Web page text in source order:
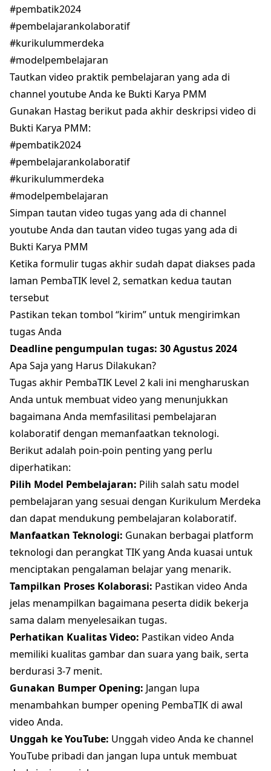
#pembatik2024
#pembelajarankolaboratif
#kurikulummerdeka
#modelpembelajaran
Tautkan video praktik pembelajaran yang ada di
channel youtube Anda ke Bukti Karya PMM
Gunakan Hastag berikut pada akhir deskripsi video di
Bukti Karya PMM:
#pembatik2024
#pembelajarankolaboratif
#kurikulummerdeka
#modelpembelajaran
Simpan tautan video tugas yang ada di channel
youtube Anda dan tautan video tugas yang ada di
Bukti Karya PMM
Ketika formulir tugas akhir sudah dapat diakses pada
laman PembaTIK level 2, sematkan kedua tautan
tersebut
Pastikan tekan tombol “kirim” untuk mengirimkan
tugas Anda
Deadline pengumpulan tugas: 30 Agustus 2024
Apa Saja yang Harus Dilakukan?
Tugas akhir PembaTIK Level 2 kali ini mengharuskan
Anda untuk membuat video yang menunjukkan
bagaimana Anda memfasilitasi pembelajaran
kolaboratif dengan memanfaatkan teknologi.
Berikut adalah poin-poin penting yang perlu
diperhatikan:
Pilih Model Pembelajaran: Pilih salah satu model
pembelajaran yang sesuai dengan Kurikulum Merdeka
dan dapat mendukung pembelajaran kolaboratif.
Manfaatkan Teknologi: Gunakan berbagai platform
teknologi dan perangkat TIK yang Anda kuasai untuk
menciptakan pengalaman belajar yang menarik.
Tampilkan Proses Kolaborasi: Pastikan video Anda
jelas menampilkan bagaimana peserta didik bekerja
sama dalam menyelesaikan tugas.
Perhatikan Kualitas Video: Pastikan video Anda
memiliki kualitas gambar dan suara yang baik, serta
berdurasi 3-7 menit.
Gunakan Bumper Opening: Jangan lupa
menambahkan bumper opening PembaTIK di awal
video Anda.
Unggah ke YouTube: Unggah video Anda ke channel
YouTube pribadi dan jangan lupa untuk membuat